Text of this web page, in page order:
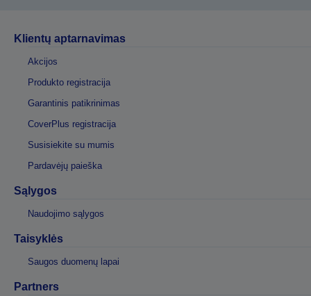
Klientų aptarnavimas
Akcijos
Produkto registracija
Garantinis patikrinimas
CoverPlus registracija
Susisiekite su mumis
Pardavėjų paieška
Sąlygos
Naudojimo sąlygos
Taisyklės
Saugos duomenų lapai
Partners